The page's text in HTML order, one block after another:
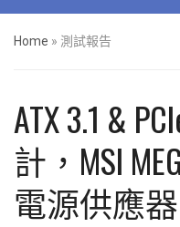
Home » 測試報告
ATX 3.1 &
計，MSI
電源供應